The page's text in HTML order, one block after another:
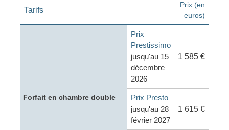
Tarifs
Prix (en
euros)
Forfait en chambre double
Prix
Prestissimo
jusqu'au 15
décembre
2026
1 585 €
Prix Presto
jusqu'au 28
février 2027
1 615 €